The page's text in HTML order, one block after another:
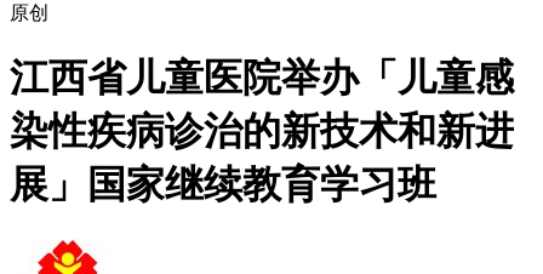
原创
江西省儿童医院举办「儿童感
染性疾病诊治的新技术和新进
展」国家继续教育学习班